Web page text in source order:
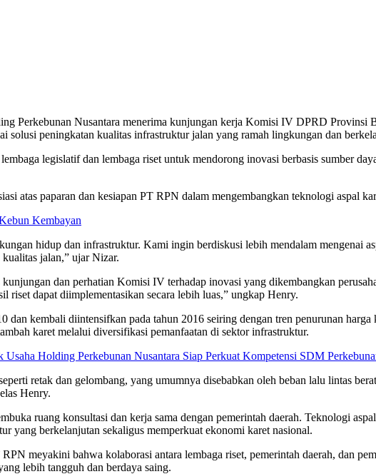
Perkebunan Nusantara menerima kunjungan kerja Komisi IV DPRD Provinsi
solusi peningkatan kualitas infrastruktur jalan yang ramah lingkungan dan
legislatif dan lembaga riset untuk mendorong inovasi berbasis sumber
atas paparan dan kesiapan PT RPN dalam mengembangkan teknologi aspal
Kembayan
hidup dan infrastruktur. Kami ingin berdiskusi lebih mendalam mengenai
jalan,” ujar Nizar.
dan perhatian Komisi IV terhadap inovasi yang dikembangkan
dapat diimplementasikan secara lebih luas,” ungkap Henry.
kembali diintensifkan pada tahun 2016 seiring dengan tren penurunan harga
karet melalui diversifikasi pemanfaatan di sektor infrastruktur.
Holding Perkebunan Nusantara Siap Perkuat Kompetensi SDM
retak dan gelombang, yang umumnya disebabkan oleh beban lalu lintas
Henry.
ruang konsultasi dan kerja sama dengan pemerintah daerah. Teknologi
yang berkelanjutan sekaligus memperkuat ekonomi karet nasional.
meyakini bahwa kolaborasi antara lembaga riset, pemerintah daerah, dan
lebih tangguh dan berdaya saing.